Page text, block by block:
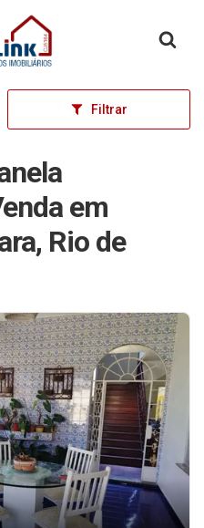
inicial
Filtrar
em
Rio de